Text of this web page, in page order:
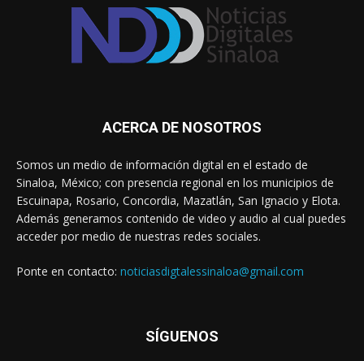
ACERCA DE NOSOTROS
Somos un medio de información digital en el estado de
Sinaloa, México; con presencia regional en los municipios de
Escuinapa, Rosario, Concordia, Mazatlán, San Ignacio y Elota.
Además generamos contenido de video y audio al cual puedes
acceder por medio de nuestras redes sociales.
Ponte en contacto: noticiasdigtalessinaloa@gmail.com
SÍGUENOS